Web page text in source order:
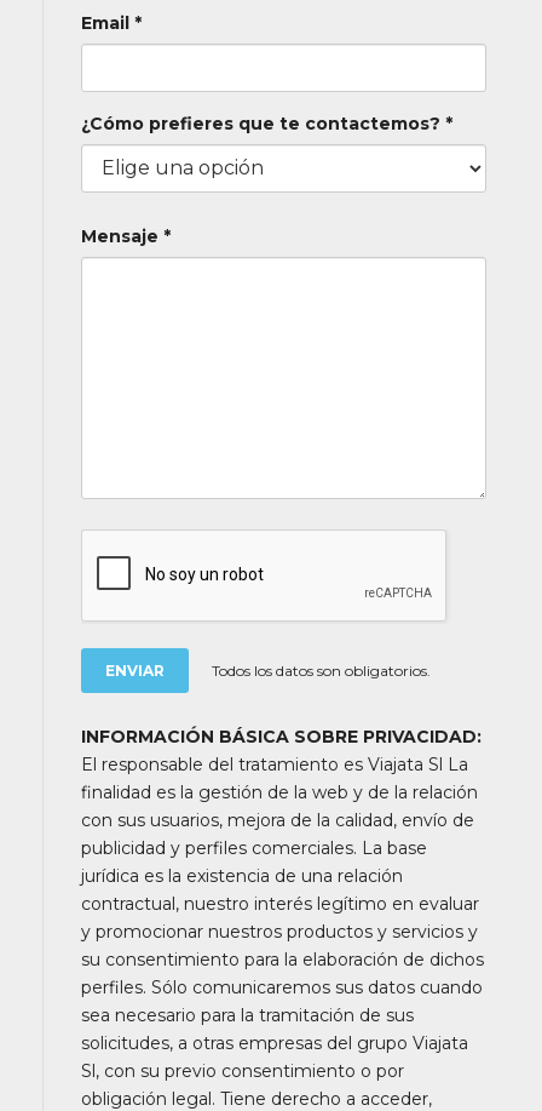
Email *
¿Cómo prefieres que te contactemos? *
Mensaje *
Todos los datos son obligatorios.
INFORMACIÓN BÁSICA SOBRE PRIVACIDAD:
El responsable del tratamiento es Viajata Sl La
finalidad es la gestión de la web y de la relación
con sus usuarios, mejora de la calidad, envío de
publicidad y perfiles comerciales. La base
jurídica es la existencia de una relación
contractual, nuestro interés legítimo en evaluar
y promocionar nuestros productos y servicios y
su consentimiento para la elaboración de dichos
perfiles. Sólo comunicaremos sus datos cuando
sea necesario para la tramitación de sus
solicitudes, a otras empresas del grupo Viajata
Sl, con su previo consentimiento o por
obligación legal. Tiene derecho a acceder,